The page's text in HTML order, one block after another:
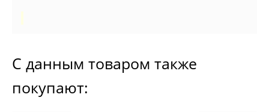
С данным товаром также
покупают: